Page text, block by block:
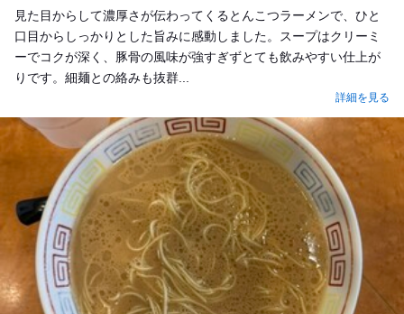
見た目からして濃厚さが伝わってくるとんこつラーメンで、ひと
口目からしっかりとした旨みに感動しました。スープはクリーミ
ーでコクが深く、豚骨の風味が強すぎずとても飲みやすい仕上が
りです。細麺との絡みも抜群...
詳細を見る